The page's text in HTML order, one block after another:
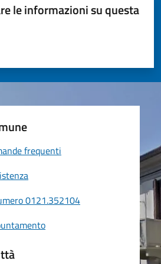
le informazioni su questa
stelle su 5
su 5
5
frequenti
0121.352104